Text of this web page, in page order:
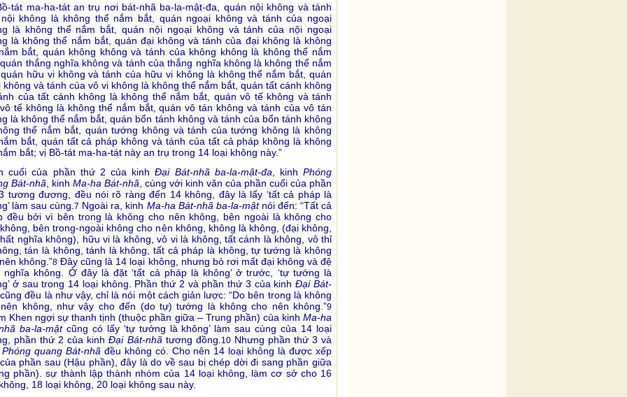
tát ma-ha-tát an trụ nơi bát-nhã ba-la-mật-đa, quán nội không và tánh
không là không thể nắm bắt, quán ngoại không và tánh của ngoại
là không thể nắm bắt, quán nội ngoại không và tánh của nội ngoại
là không thể nắm bắt, quán đại không và tánh của đại không là không
bắt, quán không không và tánh của không không là không thể nắm
thắng nghĩa không và tánh của thắng nghĩa không là không thể nắm
hữu vi không và tánh của hữu vi không là không thể nắm bắt, quán
không và tánh của vô vi không là không thể nắm bắt, quán tất cánh không
của tất cánh không là không thể nắm bắt, quán vô tế không và tánh
tế không là không thể nắm bắt, quán vô tán không và tánh của vô tán
là không thể nắm bắt, quán bổn tánh không và tánh của bổn tánh không
thể nắm bắt, quán tướng không và tánh của tướng không là không
bắt, quán tất cả pháp không và tánh của tất cả pháp không là không
bắt; vị Bồ-tát ma-ha-tát này an trụ trong 14 loại không này.”
cuối của phần thứ 2 của kinhĐại Bát-nhã ba-la-mật-đa , kinhPhóng
Bát-nhã , kinh Ma-ha Bát-nhã , cùng với kinh văn của phần cuối của phần
tương đương, đều nói rõ ràng đến 14 không, đây là lấy ‘tất cả pháp là
làm sau cùng.7 Ngoài ra, kinh Ma-ha Bát-nhã ba-la-mậtnói đến: “Tất cả
đều bởi vì bên trong là không cho nên không, bên ngoài là không cho
bên trong-ngoài không cho nên không, không là không, (đại không,
nghĩa không), hữu vi là không, vô vi là không, tất cánh là không, vô thỉ
tán là không, tánh là không, tất cả pháp là không, tự tướng là không
không.”8 Đây cũng là 14 loại không, nhưng bỏ rơi mất đại không và đệ
nghĩa không. Ở đây là đặt ‘tất cả pháp là không’ ở trước, ‘tự tướng là
ở sau trong 14 loại không. Phần thứ 2 và phần thứ 3 của kinhĐại Bát-
cũng đều là như vậy, chỉ là nói một cách giản lược: “Do bên trong là không
không, như vậy cho đến (do tự) tướng là không cho nên không.”9
Khen ngợi sự thanh tịnh (thuộc phần giữa – Trung phần) của kinh Ma-ha
ba-la-mậtcũng có lấy ‘tự tướng là không’ làm sau cùng của 14 loại
phần thứ 2 của kinhĐại Bát-nhãtương đồng. 10Nhưng phần thứ 3 và
Phóng quang Bát-nhãđều không có. Cho nên 14 loại không là được xếp
phần sau (Hậu phần), đây là do về sau bị chép dời đi sang phần giữa
phần). sự thành lập thành nhóm của 14 loại không, làm cơ sở cho 16
18 loại không, 20 loại không sau này.